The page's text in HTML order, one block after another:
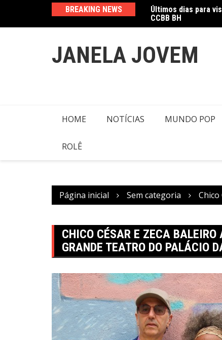
o
BREAKING NEWS
Últimos dias para
CCBB BH
Amanda Mangili
JANELA JOVEM
HOME NOTÍCIAS MUNDO POP
ROLÊ
Página inicial Sem categoria
CHICO CÉSAR E ZECA
GRANDE TEATRO DO PALÁCIO